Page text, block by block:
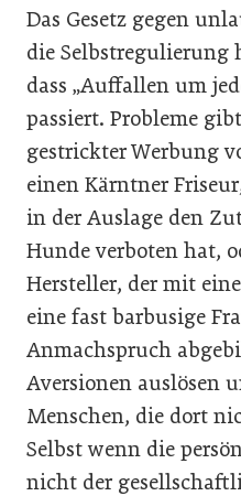
Das Gesetz gegen
die Selbstregulierung
dass „Auffallen um
passiert. Probleme
gestrickter Werbung
einen Kärntner
in der Auslage den
Hunde verboten hat,
Hersteller, der mit
eine fast barbusige
Anmachspruch
Aversionen auslösen
Menschen, die dort
Selbst wenn die
nicht der